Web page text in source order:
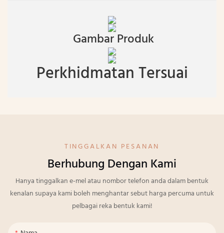
Gambar Produk
Perkhidmatan Tersuai
TINGGALKAN PESANAN
Berhubung Dengan Kami
Hanya tinggalkan e-mel atau nombor telefon anda dalam bentuk
kenalan supaya kami boleh menghantar sebut harga percuma untuk
pelbagai reka bentuk kami!